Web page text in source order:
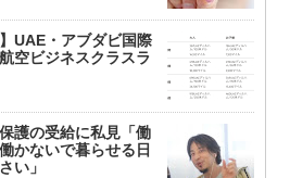
UAE・アブダビ国際
空ビジネスクラスラ
護の受給に私見「働
かないで暮らせる日
い」